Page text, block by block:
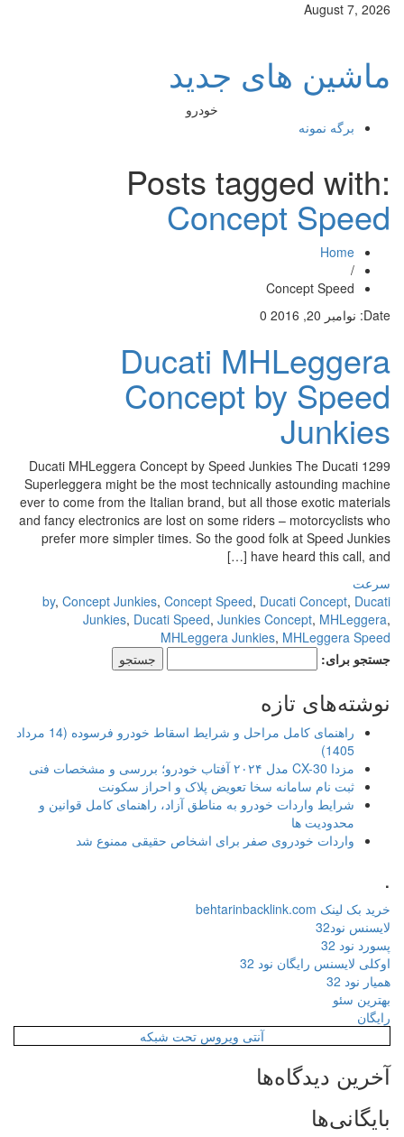
August 7, 2026
ماشین های جدید
خودرو
برگه نمونه
Posts tagged with:
Concept Speed
Home
/
Concept Speed
Date: نوامبر 20, 2016 0
Ducati MHLeggera
Concept by Speed
Junkies
Ducati MHLeggera Concept by Speed Junkies The Ducati 1299
Superleggera might be the most technically astounding machine
ever to come from the Italian brand, but all those exotic materials
and fancy electronics are lost on some riders – motorcyclists who
prefer more simpler times. So the good folk at Speed Junkies
have heard this call, and […]
سرعت
by,Concept Junkies,Concept Speed,Ducati Concept,Ducati
Junkies,Ducati Speed,Junkies Concept,MHLeggera
MHLeggera Junkies,MHLeggera Speed
جستجو برای:
نوشته‌های تازه
راهنمای کامل مراحل و شرایط اسقاط خودرو فرسوده (14 مرداد
1405)
مزدا CX-30 مدل ۲۰۲۴ آفتاب خودرو؛ بررسی و مشخصات فنی
ثبت نام سامانه سخا تعویض پلاک و احراز سکونت
شرایط واردات خودرو به مناطق آزاد، راهنمای کامل قوانین و
محدودیت ها
واردات خودروی صفر برای اشخاص حقیقی ممنوع شد
خرید بک لینک behtarinbacklink.com
لایسنس نود32
پسورد نود 32
اوکلی لایسنس رایگان نود 32
همیار نود 32
بهترین سئو
رایگان
آنتی ویروس تحت شبکه
آخرین دیدگاه‌ها
بایگانی‌ها